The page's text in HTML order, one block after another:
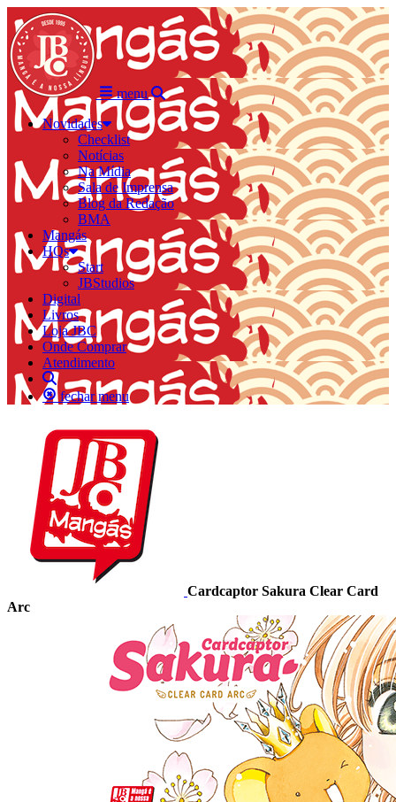
menu
Novidades
Checklist
Notícias
Na Mídia
Sala de Imprensa
Blog da Redação
BMA
Mangás
HQs
Start
JBStudios
Digital
Livros
Loja JBC
Onde Comprar
Atendimento
fechar menu
Cardcaptor Sakura Clear Card
Arc